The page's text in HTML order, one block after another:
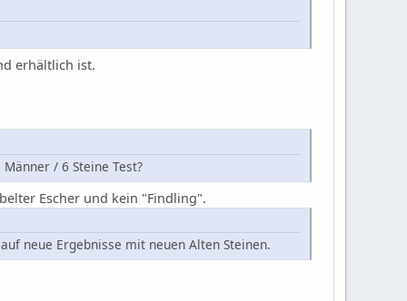
erhältlich ist.
/ 6 Steine Test?
Escher und kein "Findling".
neue Ergebnisse mit neuen Alten Steinen.